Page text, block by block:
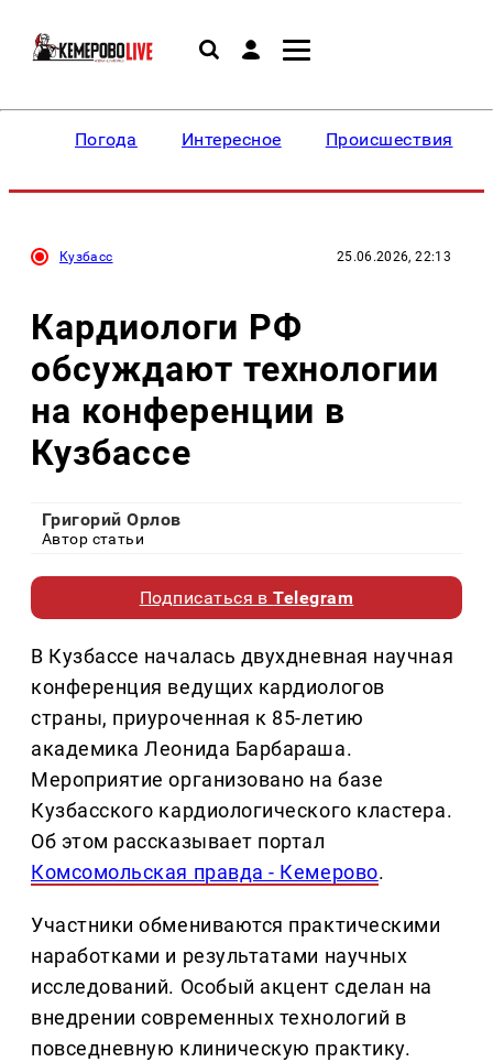
Погода Интересное Происшествия
Кузбасс 25.06.2026, 22:13
Кардиологи РФ
обсуждают технологии
на конференции в
Кузбассе
Григорий Орлов
Автор статьи
Подписаться вTelegram
В Кузбассе началась двухдневная научная
конференция ведущих кардиологов
страны, приуроченная к 85-летию
академика Леонида Барбараша.
Мероприятие организовано на базе
Кузбасского кардиологического кластера.
Об этом рассказывает портал
Комсомольская правда - Кемерово.
Участники обмениваются практическими
наработками и результатами научных
исследований. Особый акцент сделан на
внедрении современных технологий в
повседневную клиническую практику.